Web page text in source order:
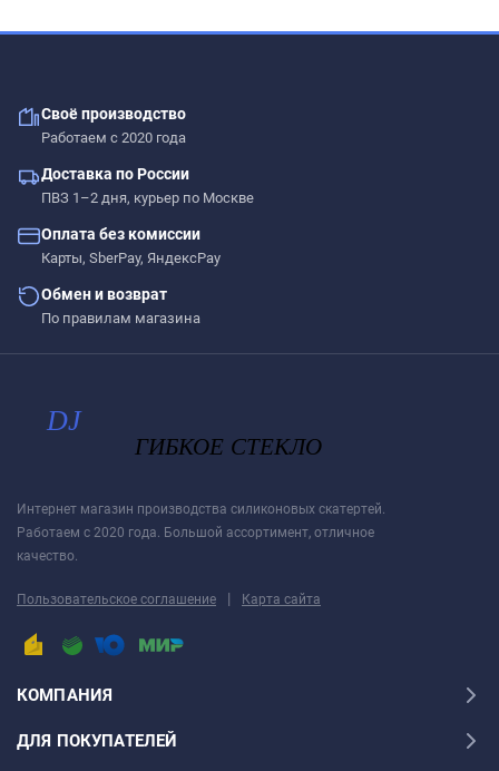
Своё производство
Работаем с 2020 года
Доставка по России
ПВЗ 1–2 дня, курьер по Москве
Оплата без комиссии
Карты, SberPay, ЯндексPay
Обмен и возврат
По правилам магазина
Интернет магазин производства силиконовых скатертей.
Работаем с 2020 года. Большой ассортимент, отличное
качество.
Пользовательское соглашение | Карта сайта
КОМПАНИЯ
ДЛЯ ПОКУПАТЕЛЕЙ